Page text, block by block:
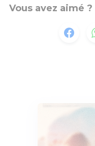
Vous avez aimé